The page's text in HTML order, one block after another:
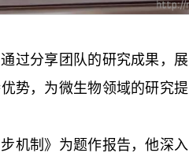
过分享团队的研究成果，展
势，为微生物领域的研究提
机制》为题作报告，他深入